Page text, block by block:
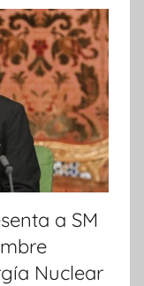
a SM
Nuclear